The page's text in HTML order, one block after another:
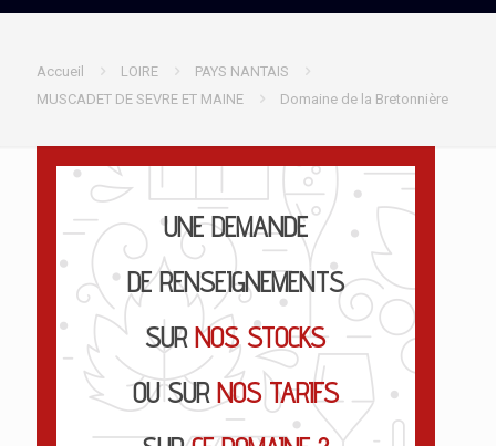
Accueil LOIRE
PAYS NANTAIS
MUSCADET DE SEVRE ET MAINE
Domaine de la Bretonnière
UNE DEMANDE
DE RENSEIGNEMENTS
SURNOS STOCKS
OU SUR NOS TARIFS